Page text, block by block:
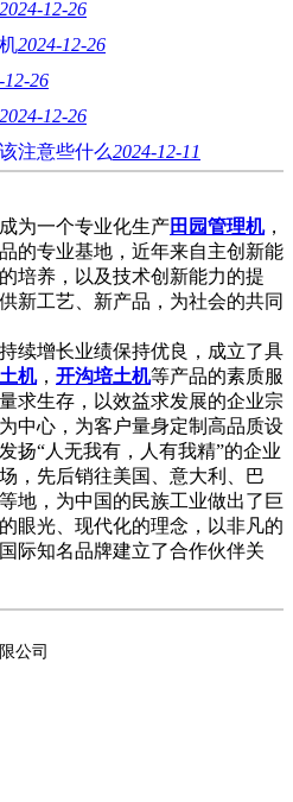
2024-12-26
2024-12-26
12-26
2024-12-26
注意些什么2024-12-11
为一个专业化生产田园管理机，
的专业基地，近年来自主创新能
培养，以及技术创新能力的提
新工艺、新产品，为社会的共同
增长业绩保持优良，成立了具
机， 开沟培土机等产品的素质服
求生存，以效益求发展的企业宗
中心，为客户量身定制高品质设
扬“人无我有，人有我精”的企业
，先后销往美国、意大利、巴
地，为中国的民族工业做出了巨
眼光、现代化的理念，以非凡的
际知名品牌建立了合作伙伴关
公司